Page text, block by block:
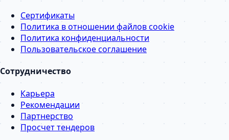
Сертификаты
Политика в отношении файлов cookie
Политика конфиденциальности
Пользовательское соглашение
Сотрудничество
Карьера
Рекомендации
Партнерство
Просчет тендеров